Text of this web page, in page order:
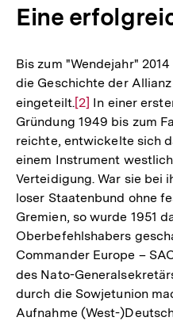
Eine
Bis zum "Wendejahr"
die Geschichte der
eingeteilt.Zur
Auflösung
der
Fußnote
[2] In einer
Gründung 1949 bis zum
reichte, entwickelte sich
einem Instrument
Verteidigung. War sie bei
loser Staatenbund ohne
Gremien, so wurde 1951
Oberbefehlshabers
Commander Europe –
des Nato-
durch die Sowjetunion
Aufnahme (West-